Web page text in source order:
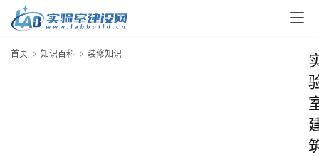
首页 知识百科 装修知识